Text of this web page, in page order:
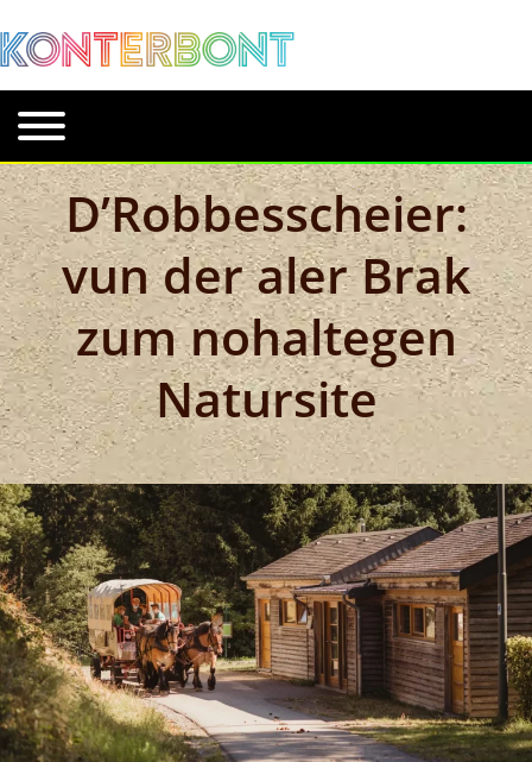
D’Robbesscheier:
vun der aler Brak
zum nohaltegen
Natursite